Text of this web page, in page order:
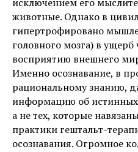
животные. Однако в
гипертрофировано
головного мозга) в ущерб
восприятию внешнего
Именно осознавание, в
рациональному знанию,
информацию об истинных
а не тех, которые
практики гештальт-
осознавания. Огромное